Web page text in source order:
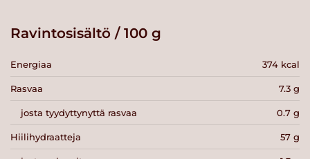
Ravintosisältö / 100 g
Energiaa 374 kcal
Rasvaa 7.3 g
josta tyydyttynyttä rasvaa 0.7 g
Hiilihydraatteja 57 g